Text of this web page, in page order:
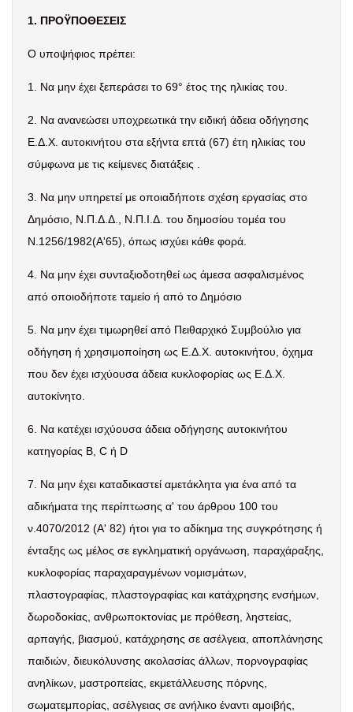
1. ΠΡΟΫΠΟΘΕΣΕΙΣ
Ο υποψήφιος πρέπει:
1. Να μην έχει ξεπεράσει το 69° έτος της ηλικίας του.
2. Να ανανεώσει υποχρεωτικά την ειδική άδεια οδήγησης
Ε.Δ.Χ. αυτοκινήτου στα εξήντα επτά (67) έτη ηλικίας του
σύμφωνα με τις κείμενες διατάξεις .
3. Να μην υπηρετεί με οποιαδήποτε σχέση εργασίας στο
Δημόσιο, Ν.Π.Δ.Δ., Ν.Π.Ι.Δ. του δημοσίου τομέα του
Ν.1256/1982(Α'65), όπως ισχύει κάθε φορά.
4. Να μην έχει συνταξιοδοτηθεί ως άμεσα ασφαλισμένος
από οποιοδήποτε ταμείο ή από το Δημόσιο
5. Να μην έχει τιμωρηθεί από Πειθαρχικό Συμβούλιο για
οδήγηση ή χρησιμοποίηση ως Ε.Δ.Χ. αυτοκινήτου, όχημα
που δεν έχει ισχύουσα άδεια κυκλοφορίας ως Ε.Δ.Χ.
αυτοκίνητο.
6. Να κατέχει ισχύουσα άδεια οδήγησης αυτοκινήτου
κατηγορίας Β, C ή D
7. Να μην έχει καταδικαστεί αμετάκλητα για ένα από τα
αδικήματα της περίπτωσης α' του άρθρου 100 του
ν.4070/2012 (Α' 82) ήτοι για το αδίκημα της συγκρότησης ή
ένταξης ως μέλος σε εγκληματική οργάνωση, παραχάραξης,
κυκλοφορίας παραχαραγμένων νομισμάτων,
πλαστογραφίας, πλαστογραφίας και κατάχρησης ενσήμων,
δωροδοκίας, ανθρωποκτονίας με πρόθεση, ληστείας,
αρπαγής, βιασμού, κατάχρησης σε ασέλγεια, αποπλάνησης
παιδιών, διευκόλυνσης ακολασίας άλλων, πορνογραφίας
ανηλίκων, μαστροπείας, εκμετάλλευσης πόρνης,
σωματεμπορίας, ασέλγειας σε ανήλικο έναντι αμοιβής,